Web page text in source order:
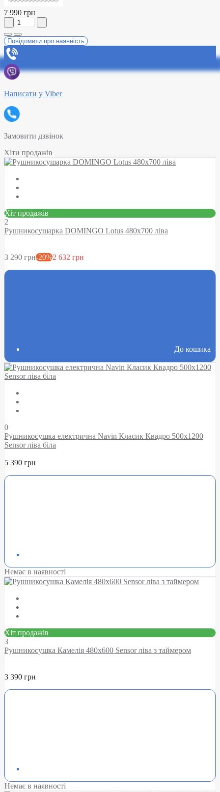
7 990 грн
Повідомити про наявність
Написати у Viber
Замовити дзвінок
Хіти продажів
Хіт продажів
2
Рушникосушарка DOMINGO Lotus 480х700 ліва
3 290 грн-20%2 632 грн
До кошика
0
Рушникосушка електрична Navin Класик Квадро 500х1200
Sensor ліва біла
5 390 грн
Немає в наявності
Хіт продажів
3
Рушникосушка Камелія 480х600 Sensor ліва з таймером
3 390 грн
Немає в наявності